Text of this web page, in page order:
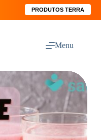
PRODUTOS TERRA
Menu